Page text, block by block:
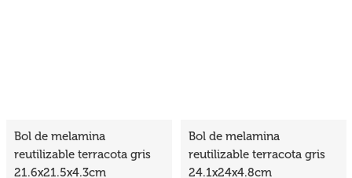
396,11 €
(Con IVA)
383,33 €
(Con IVA)